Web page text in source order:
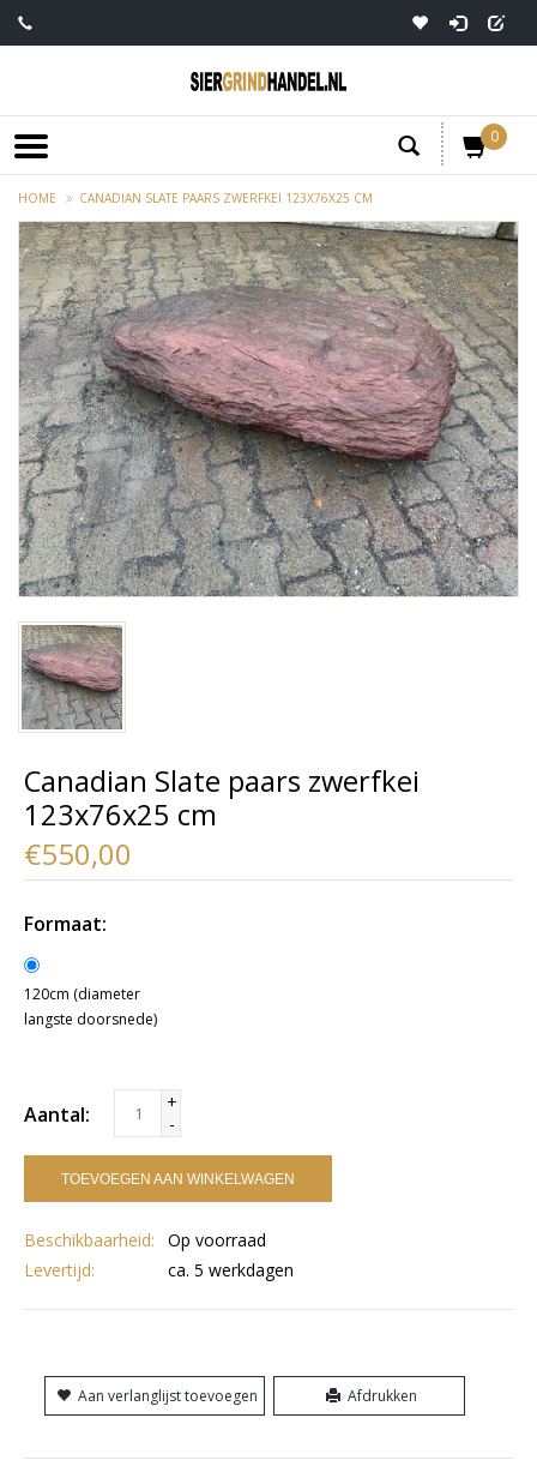
0
HOME CANADIAN SLATE PAARS ZWERFKEI 123X76X25 CM
Canadian Slate paars zwerfkei
123x76x25 cm
€550,00
Formaat:
120cm (diameter
langste doorsnede)
Aantal:
+
-
TOEVOEGEN AAN WINKELWAGEN
Beschikbaarheid:
Op voorraad
Levertijd:
ca. 5 werkdagen
Aan verlanglijst toevoegen Afdrukken